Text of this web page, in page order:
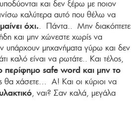
και δεν ξέρω με ποιον
καλύτερα αυτό που θέλω να
όχι.. Πάντα.. Μην διακόπτετε
και μην χώνεστε χωρίς να
υπάρχουν μηχανήματα γύρω και δεν
καλό είναι να ρωτάτε.. Και τέλος,
περίφημο safe word και μην το
θα χάσετε… Α! Και οι κύριοι να
, ναι? Σαν καλά, μεγάλα